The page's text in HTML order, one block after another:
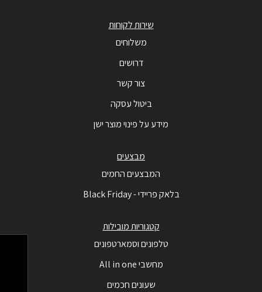
שירות לקוחות
משלוחים
דרושים
צור קשר
ביטול עסקה
מידע על פינוי מוצר ישן
מבצעים
המבצעים החמים
בלאק פריידי - Black Friday
קטגוריות מובילות
טלפונים וסמארטפונים
מחשבי All in one
שעונים חכמים